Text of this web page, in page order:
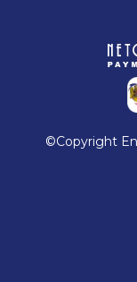
©Copyright